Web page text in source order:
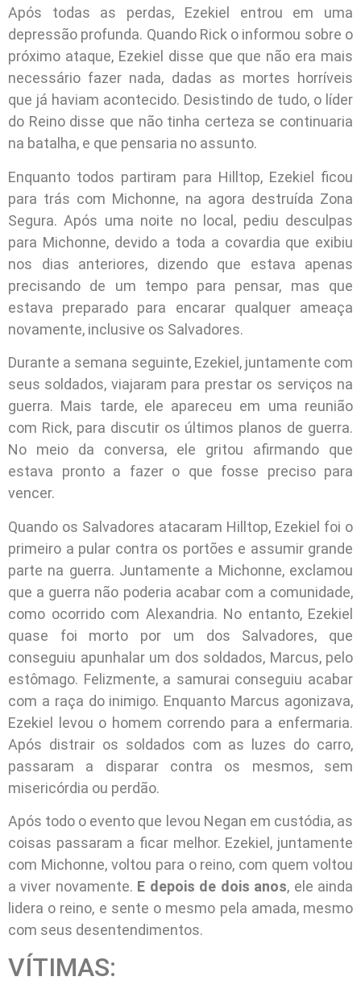
Após todas as perdas, Ezekiel entrou em uma
depressão profunda. Quando Rick o informou sobre o
próximo ataque, Ezekiel disse que que não era mais
necessário fazer nada, dadas as mortes horríveis
que já haviam acontecido. Desistindo de tudo, o líder
do Reino disse que não tinha certeza se continuaria
na batalha, e que pensaria no assunto.
Enquanto todos partiram para Hilltop, Ezekiel ficou
para trás com Michonne, na agora destruída Zona
Segura. Após uma noite no local, pediu desculpas
para Michonne, devido a toda a covardia que exibiu
nos dias anteriores, dizendo que estava apenas
precisando de um tempo para pensar, mas que
estava preparado para encarar qualquer ameaça
novamente, inclusive os Salvadores.
Durante a semana seguinte, Ezekiel, juntamente com
seus soldados, viajaram para prestar os serviços na
guerra. Mais tarde, ele apareceu em uma reunião
com Rick, para discutir os últimos planos de guerra.
No meio da conversa, ele gritou afirmando que
estava pronto a fazer o que fosse preciso para
vencer.
Quando os Salvadores atacaram Hilltop, Ezekiel foi o
primeiro a pular contra os portões e assumir grande
parte na guerra. Juntamente a Michonne, exclamou
que a guerra não poderia acabar com a comunidade,
como ocorrido com Alexandria. No entanto, Ezekiel
quase foi morto por um dos Salvadores, que
conseguiu apunhalar um dos soldados, Marcus, pelo
estômago. Felizmente, a samurai conseguiu acabar
com a raça do inimigo. Enquanto Marcus agonizava,
Ezekiel levou o homem correndo para a enfermaria.
Após distrair os soldados com as luzes do carro,
passaram a disparar contra os mesmos, sem
misericórdia ou perdão.
Após todo o evento que levou Negan em custódia, as
coisas passaram a ficar melhor. Ezekiel, juntamente
com Michonne, voltou para o reino, com quem voltou
a viver novamente. E depois de dois anos, ele ainda
lidera o reino, e sente o mesmo pela amada, mesmo
com seus desentendimentos.
VÍTIMAS: